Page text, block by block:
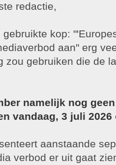
redactie,
kop:
aan" erg
zou gebruiken die de
namelijk nog
vandaag, 3 juli
aanstaande
verbod er uit gaat